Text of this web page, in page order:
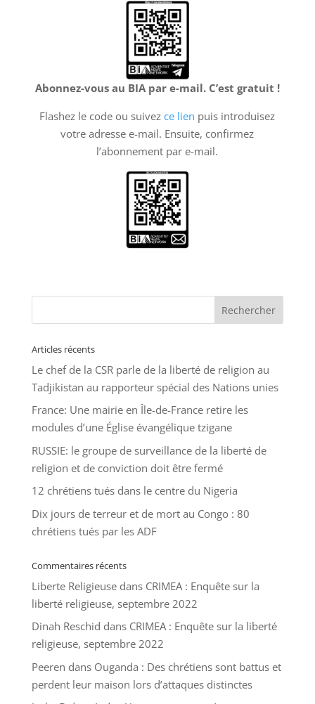
Abonnez-vous au BIA par e-mail. C’est gratuit !
Flashez le code ou suivezce lien puis introduisez
votre adresse e-mail. Ensuite, confirmez
l’abonnement par e-mail.
Articles récents
Le chef de la CSR parle de la liberté de religion au
Tadjikistan au rapporteur spécial des Nations unies
France: Une mairie en Île-de-France retire les
modules d’une Église évangélique tzigane
RUSSIE: le groupe de surveillance de la liberté de
religion et de conviction doit être fermé
12 chrétiens tués dans le centre du Nigeria
Dix jours de terreur et de mort au Congo : 80
chrétiens tués par les ADF
Commentaires récents
Liberte Religieusedans CRIMEA : Enquête sur la
liberté religieuse, septembre 2022
Dinah Reschid dans CRIMEA : Enquête sur la liberté
religieuse, septembre 2022
Peeren dans Ouganda : Des chrétiens sont battus et
perdent leur maison lors d’attaques distinctes